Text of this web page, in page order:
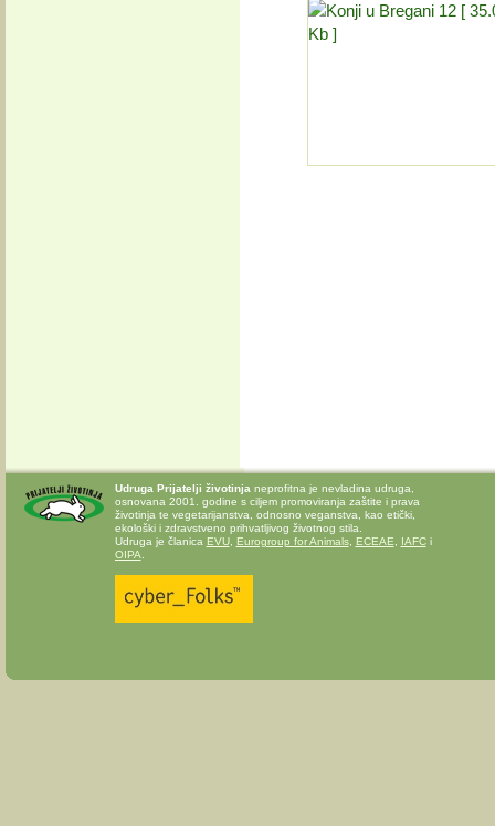
Udruga Prijatelji životinja neprofitna je nevladina udruga,
osnovana 2001. godine s ciljem promoviranja zaštite i prava
životinja te vegetarijanstva, odnosno veganstva, kao etički,
ekološki i zdravstveno prihvatljivog životnog stila.
Udruga je članica EVU, Eurogroup for Animals, ECEAE IAFCi
OIPA